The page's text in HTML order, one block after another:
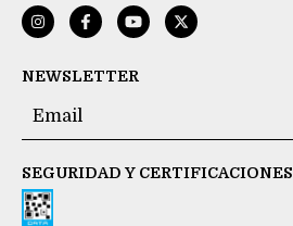
NEWSLETTER
SEGURIDAD Y CERTIFICACIONES